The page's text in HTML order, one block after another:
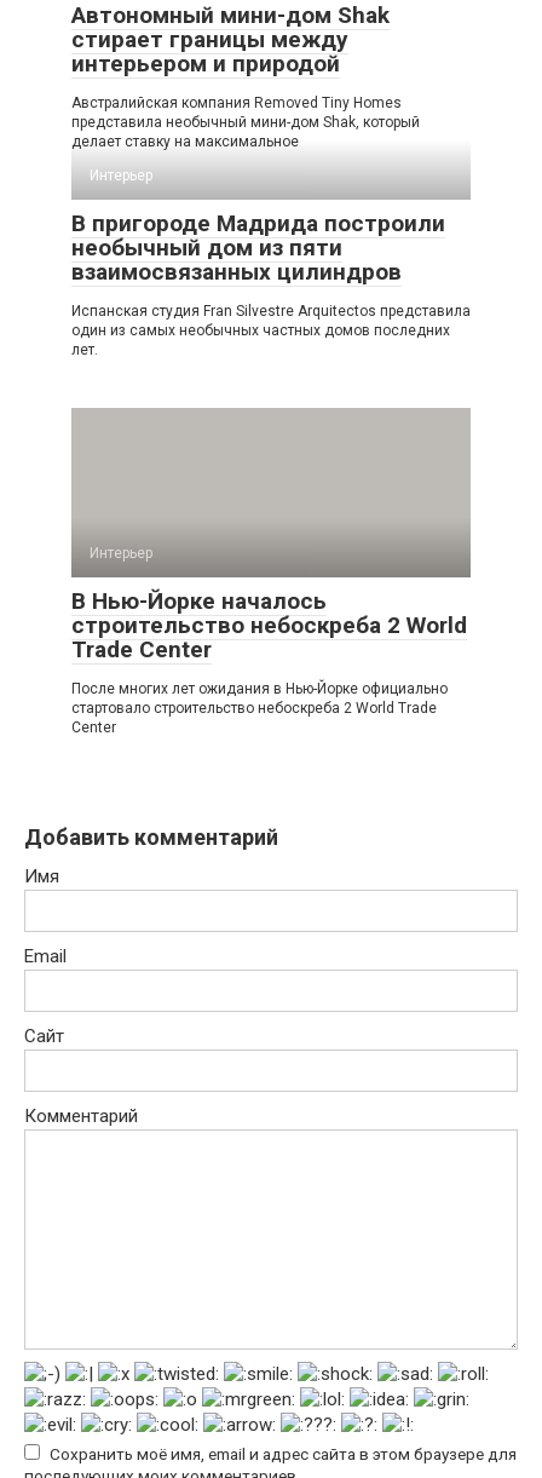
Автономный мини-дом Shak
стирает границы между
интерьером и природой
Австралийская компания Removed Tiny Homes
представила необычный мини-дом Shak, который
делает ставку на максимальное
Интерьер
В пригороде Мадрида построили
необычный дом из пяти
взаимосвязанных цилиндров
Испанская студия Fran Silvestre Arquitectos представила
один из самых необычных частных домов последних
лет.
Интерьер
В Нью-Йорке началось
строительство небоскреба 2 World
Trade Center
После многих лет ожидания в Нью-Йорке официально
стартовало строительство небоскреба 2 World Trade
Center
Добавить комментарий
Имя
Email
Сайт
Комментарий
Сохранить моё имя, email и адрес сайта в этом браузере для